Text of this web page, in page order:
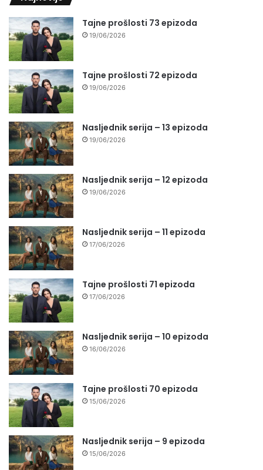
Tajne prošlosti 73 epizoda
19/06/2026
Tajne prošlosti 72 epizoda
19/06/2026
Nasljednik serija – 13 epizoda
19/06/2026
Nasljednik serija – 12 epizoda
19/06/2026
Nasljednik serija – 11 epizoda
17/06/2026
Tajne prošlosti 71 epizoda
17/06/2026
Nasljednik serija – 10 epizoda
16/06/2026
Tajne prošlosti 70 epizoda
15/06/2026
Nasljednik serija – 9 epizoda
15/06/2026